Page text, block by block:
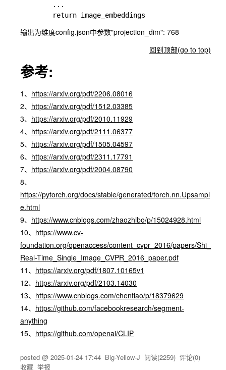
        ...
输出为维度config.json中参数"projection_dim": 768
回到顶部(go to top)
参考:
1、 https://arxiv.org/pdf/2206.08016
2、 https://arxiv.org/pdf/1512.03385
3、 https://arxiv.org/pdf/2010.11929
4、 https://arxiv.org/pdf/2111.06377
5、 https://arxiv.org/pdf/1505.04597
6、 https://arxiv.org/pdf/2311.17791
7、 https://arxiv.org/pdf/2004.08790
8、
https://pytorch.org/docs/stable/generated/torch.nn.Upsampl
e.html
9、 https://www.cnblogs.com/zhaozhibo/p/15024928.html
10、 https://www.cv-
foundation.org/openaccess/content_cvpr_2016/papers/Shi_
Real-Time_Single_Image_CVPR_2016_paper.pdf
11、 https://arxiv.org/pdf/1807.10165v1
12、 https://arxiv.org/pdf/2103.14030
13、 https://www.cnblogs.com/chentiao/p/18379629
14、 https://github.com/facebookresearch/segment-
anything
15、 https://github.com/openai/CLIP
posted @ 2025-01-24 17:44 Big-Yellow-J 阅读(2259) 评论(0)
收藏 举报